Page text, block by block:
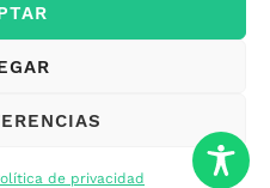
de privacidad
reservados